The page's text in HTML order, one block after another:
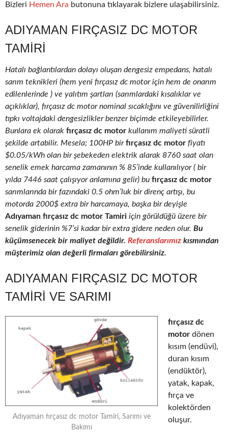
Bizleri Hemen Ara butonuna tıklayarak bizlere ulaşabilirsiniz.
ADIYAMAN FIRÇASIZ DC MOTOR
TAMIRI
Hatalı bağlantılardan dolayı oluşan dengesiz empedans, hatalı
sarım teknikleri (hem yeni fırçasız dc motor için hem de onarım
edilenlerinde ) ve yalıtım şartları (sarımlardaki kısalıklar ve
açıklıklar), fırçasız dc motor nominal sıcaklığını ve güvenilirliğini
tıpkı voltajdaki dengesizlikler benzer biçimde etkileyebilirler.
Bunlara ek olarak fırçasız dc motor kullanım maliyeti süratli
şekilde artabilir. Mesela; 100HP birfırçasız dc motor fiyatı
$0.05/kWh olan bir şebekeden elektrik alarak 8760 saat olan
senelik emek harcama zamanının % 85’inde kullanılıyor ( bir
yılda 7446 saat çalışıyor anlamına gelir) bu fırçasız dc motor
sarımlarında bir fazındaki 0.5 ohm’luk bir direnç artışı, bu
motorda 2000$ extra bir harcamaya, başka bir deyişle
Adıyaman fırçasız dc motor Tamiri için görüldüğü üzere bir
senelik giderinin %7’si kadar bir extra gidere neden olur. Bu
küçümsenecek bir maliyet değildir. Referanslarımız kısmından
müşterimiz olan değerli firmaları görebilirsiniz.
ADIYAMAN FIRÇASIZ DC MOTOR
TAMIRI VE SARIMI
Adıyaman fırçasız dc motor Tamiri, Sarımı ve
Bakımı
fırçasız dc
motor dönen
kısım (endüvi),
duran kısım
(endüktör),
yatak, kapak,
fırça ve
kolektörden
oluşur.